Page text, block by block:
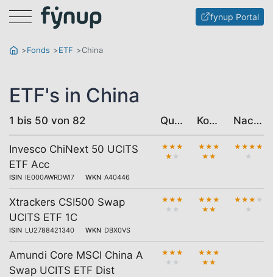
Menu fynup Portal
Fonds ETF China
ETF's in China
1 bis 50 von 82 Qualität Kosten Nachhaltigkeit
Invesco ChiNext 50 UCITS
ETF Acc
ISIN IE000AWRDWI7 WKN A40446
★ ★ ★
★ ★
★ ★ ★
★ ★
★ ★ ★ ★
★
Xtrackers CSI500 Swap
UCITS ETF 1C
ISIN LU2788421340 WKN DBX0VS
★ ★ ★
★ ★
★ ★ ★
★ ★
★ ★ ★ ★
★
Amundi Core MSCI China A
Swap UCITS ETF Dist
★ ★ ★
★ ★
★ ★ ★
★ ★